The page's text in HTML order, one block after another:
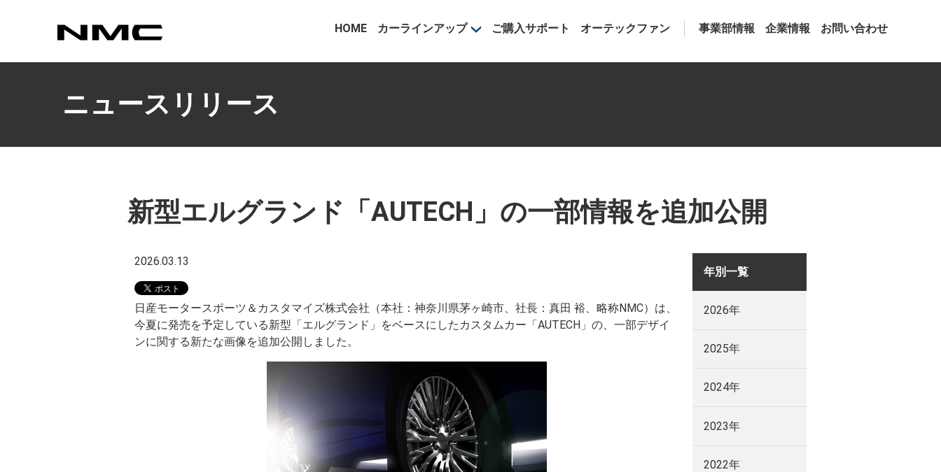
カスタマイズ事業部
HOME カーラインアップ ご購入サポート オーテックファン 事業部情報 企業情報 お問い合わせ
ニュースリリース
新型エルグランド「AUTECH」の一部情報を追加公開
2026.03.13
日産モータースポーツ＆カスタマイズ株式会社（本社：神奈川県茅ヶ崎市、社長：真田 裕、略称NMC）は、
今夏に発売を予定している新型「エルグランド」をベースにしたカスタムカー「AUTECH」の、一部デザイ
ンに関する新たな画像を追加公開しました。
年別一覧
2026年
2025年
2024年
2023年
2022年